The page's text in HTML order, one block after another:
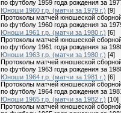
по футболу 1959 года рождения за
Юноши 1960 г.р. (матчи за 1979 г.) [9]
Протоколы матчей юношеской
по футболу 1960 года рождения за
Юноши 1961 г.р. (матчи за 1980 г.) [6]
Протоколы матчей юношеской
по футболу 1961 года рождения за
Юноши 1963 г.р. (матчи за 1980 г.) [4]
Протоколы матчей юношеской
по футболу 1963 года рождения за
Юноши 1964 г.р. (матчи за 1981 г.) [6]
Протоколы матчей юношеской
по футболу 1964 года рождения за
Юноши 1965 г.р. (матчи за 1982 г.) [10]
Протоколы матчей юношеской